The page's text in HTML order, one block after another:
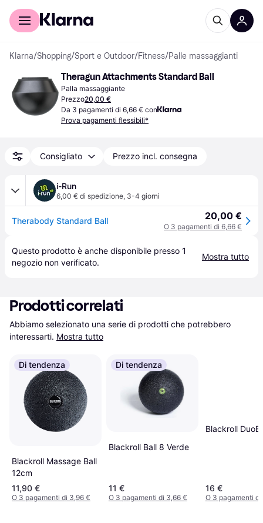
Per il tuo shopping
Klarna/Shopping/Sport e Outdoor/Fitness/Palle massaggianti
Theragun Attachments Standard Ball
Palla massaggiante
Prezzo20,00 €
Da 3 pagamenti di 6,66 € con
Prova pagamenti flessibili*
Consigliato Prezzo incl. consegna
i-Run
6,00 € di spedizione, 3-4 giorni
Therabody Standard Ball 20,00 €
O 3 pagamenti di 6,66 €
Questo prodotto è anche disponibile presso 1
negozio non verificato.
Mostra tutto
Prodotti correlati
Abbiamo selezionato una serie di prodotti che potrebbero
interessarti. Mostra tutto
Di tendenza
Blackroll Massage Ball
12cm
11,90 €
O 3 pagamenti di 3,96 €
Di tendenza
Blackroll Ball 8 Verde
11 €
O 3 pagamenti di 3,66 €
Blackroll
16 €
O 3 pagamenti